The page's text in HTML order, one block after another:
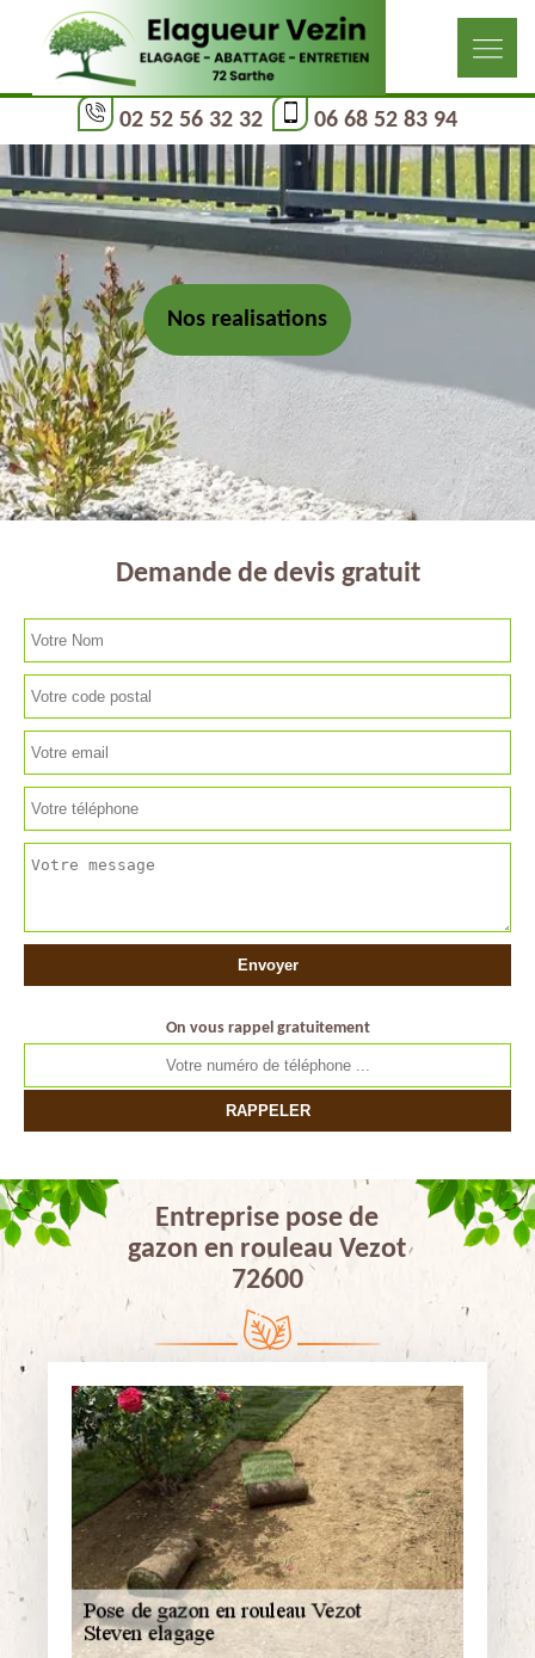
02 52 56 32 32 06 68 52 83 94
Nos realisations
Demande de devis gratuit
On vous rappel gratuitement
Entreprise pose de
gazon en rouleau Vezot
72600